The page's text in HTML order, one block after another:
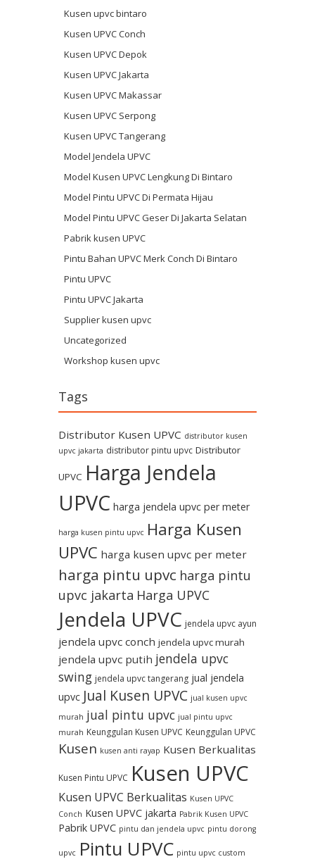
Kusen upvc bintaro
Kusen UPVC Conch
Kusen UPVC Depok
Kusen UPVC Jakarta
Kusen UPVC Makassar
Kusen UPVC Serpong
Kusen UPVC Tangerang
Model Jendela UPVC
Model Kusen UPVC Lengkung Di Bintaro
Model Pintu UPVC Di Permata Hijau
Model Pintu UPVC Geser Di Jakarta Selatan
Pabrik kusen UPVC
Pintu Bahan UPVC Merk Conch Di Bintaro
Pintu UPVC
Pintu UPVC Jakarta
Supplier kusen upvc
Uncategorized
Workshop kusen upvc
Tags
Distributor Kusen UPVC distributor kusen
upvc jakarta distributor pintu upvc Distributor
UPVC Harga Jendela
UPVC harga jendela upvc per meter
harga kusen pintu upvc Harga Kusen
UPVC harga kusen upvc per meter
harga pintu upvc harga pintu
upvc jakarta Harga UPVC
Jendela UPVC jendela upvc ayun
jendela upvc conch jendela upvc murah
jendela upvc putih jendela upvc
swing jendela upvc tangerang jual jendela
upvc Jual Kusen UPVC jual kusen upvc
murah jual pintu upvc jual pintu upvc
murah Keunggulan Kusen UPVC Keunggulan UPVC
Kusen kusen anti rayap Kusen Berkualitas
Kusen Pintu UPVC Kusen UPVC
Kusen UPVC Berkualitas Kusen UPVC
Conch Kusen UPVC jakarta Pabrik Kusen UPVC
Pabrik UPVC pintu dan jendela upvc pintu dorong
upvc Pintu UPVC pintu upvc custom